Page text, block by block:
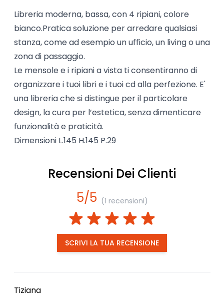
Libreria moderna, bassa, con 4 ripiani, colore
bianco.Pratica soluzione per arredare qualsiasi
stanza, come ad esempio un ufficio, un living o una
zona di passaggio.
Le mensole e i ripiani a vista ti consentiranno di
organizzare i tuoi libri e i tuoi cd alla perfezione. E'
una libreria che si distingue per il particolare
design, la cura per l’estetica, senza dimenticare
funzionalità e praticità.
Dimensioni L.145 H.145 P.29
Recensioni Dei Clienti
5/5 (1 recensioni)
SCRIVI LA TUA RECENSIONE
Tiziana